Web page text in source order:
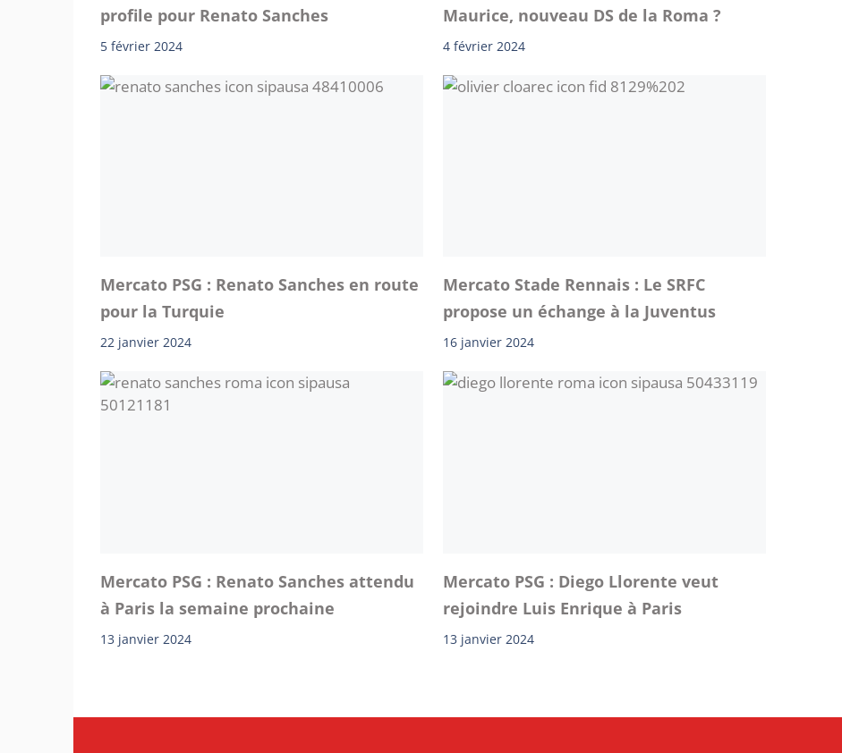
profile pour Renato Sanches
5 février 2024
Maurice, nouveau DS de la Roma ?
4 février 2024
Mercato PSG : Renato Sanches en route
pour la Turquie
22 janvier 2024
Mercato Stade Rennais : Le SRFC
propose un échange à la Juventus
16 janvier 2024
Mercato PSG : Renato Sanches attendu
à Paris la semaine prochaine
13 janvier 2024
Mercato PSG : Diego Llorente veut
rejoindre Luis Enrique à Paris
13 janvier 2024